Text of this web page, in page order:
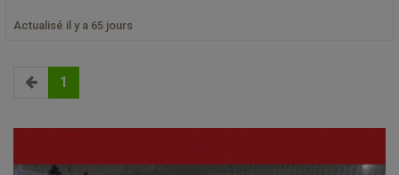
Actualisé il y a 65 jours
1